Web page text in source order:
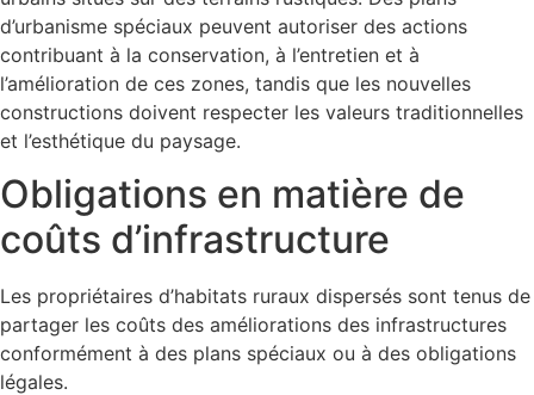
d’urbanisme spéciaux peuvent autoriser des actions
contribuant à la conservation, à l’entretien et à
l’amélioration de ces zones, tandis que les nouvelles
constructions doivent respecter les valeurs traditionnelles
et l’esthétique du paysage.
Obligations en matière de
coûts d’infrastructure
Les propriétaires d’habitats ruraux dispersés sont tenus de
partager les coûts des améliorations des infrastructures
conformément à des plans spéciaux ou à des obligations
légales.